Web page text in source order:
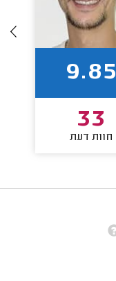
9.85
33
חוות דעת